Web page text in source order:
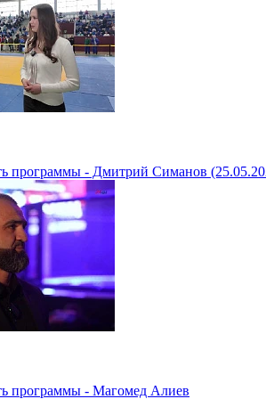
программы - Дмитрий Симанов
программы - Магомед Алиев